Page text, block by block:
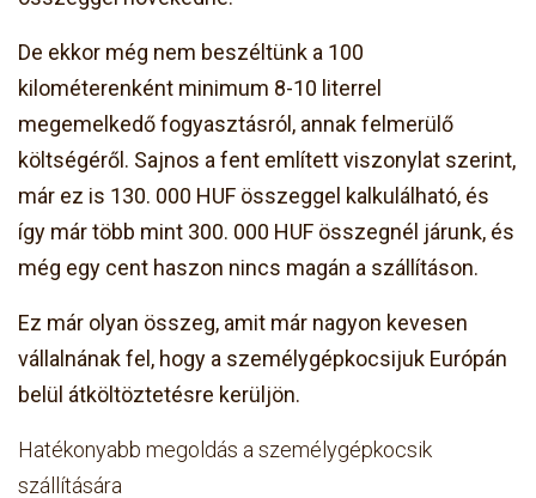
De ekkor még nem beszéltünk a 100
kilométerenként minimum 8-10 literrel
megemelkedő fogyasztásról, annak felmerülő
költségéről. Sajnos a fent említett viszonylat szerint,
már ez is 130. 000 HUF összeggel kalkulálható, és
így már több mint 300. 000 HUF összegnél járunk, és
még egy cent haszon nincs magán a szállításon.
Ez már olyan összeg, amit már nagyon kevesen
vállalnának fel, hogy a személygépkocsijuk Európán
belül átköltöztetésre kerüljön.
Hatékonyabb megoldás a személygépkocsik
szállítására